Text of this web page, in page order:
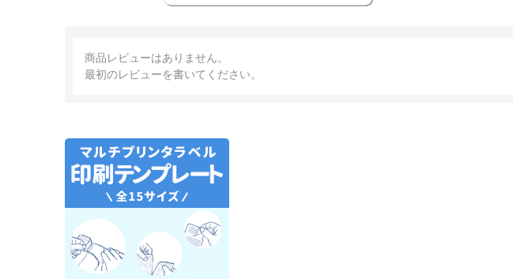
商品レビューはありません。
最初のレビューを書いてください。